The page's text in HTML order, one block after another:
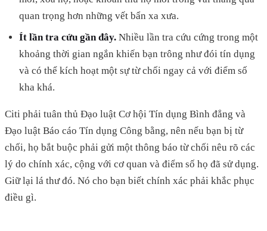
quan trọng hơn những vết bẩn xa xưa.
Ít lần tra cứu gần đây. Nhiều lần tra cứu cứng trong một
khoảng thời gian ngắn khiến bạn trông như đói tín dụng
và có thể kích hoạt một sự từ chối ngay cả với điểm số
kha khá.
Citi phải tuân thủ Đạo luật Cơ hội Tín dụng Bình đẳng và
Đạo luật Báo cáo Tín dụng Công bằng, nên nếu bạn bị từ
chối, họ bắt buộc phải gửi một thông báo từ chối nêu rõ các
lý do chính xác, cộng với cơ quan và điểm số họ đã sử dụng.
Giữ lại lá thư đó. Nó cho bạn biết chính xác phải khắc phục
điều gì.